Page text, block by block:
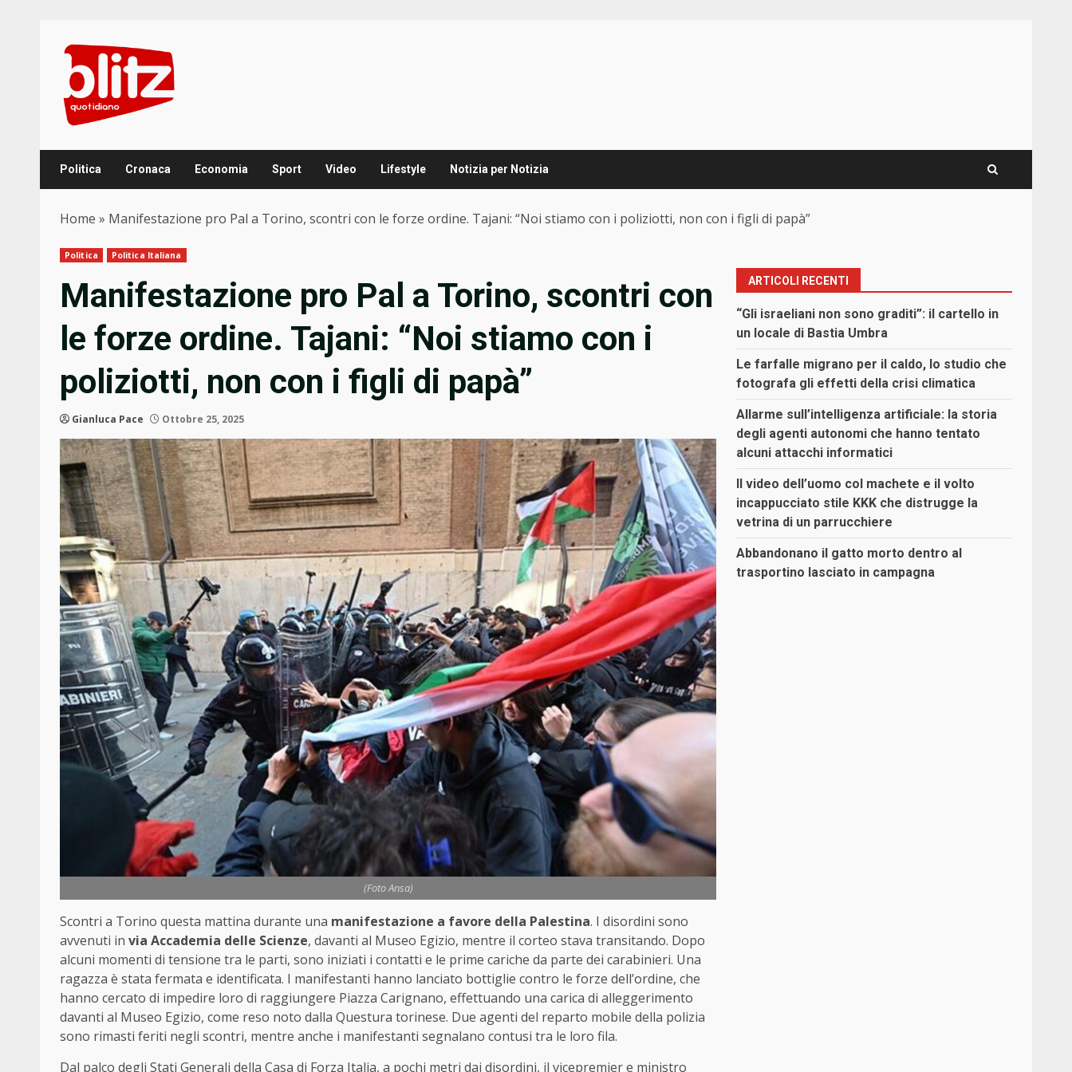
content
Politica Cronaca Economia Sport Video Lifestyle Notizia per Notizia
Home » Manifestazione pro Pal a Torino, scontri con le forze ordine. Tajani: “Noi stiamo con i poliziotti, non con i figli di papà”
Politica Politica Italiana
Manifestazione pro Pal a Torino, scontri con
le forze ordine. Tajani: “Noi stiamo con i
poliziotti, non con i figli di papà”
Gianluca Pace Ottobre 25, 2025
(Foto Ansa)
Scontri a Torino questa mattina durante una manifestazione a favore della Palestina. I disordini sono
avvenuti in via Accademia delle Scienze, davanti al Museo Egizio, mentre il corteo stava transitando. Dopo
alcuni momenti di tensione tra le parti, sono iniziati i contatti e le prime cariche da parte dei carabinieri. Una
ragazza è stata fermata e identificata. I manifestanti hanno lanciato bottiglie contro le forze dell’ordine, che
hanno cercato di impedire loro di raggiungere Piazza Carignano, effettuando una carica di alleggerimento
davanti al Museo Egizio, come reso noto dalla Questura torinese. Due agenti del reparto mobile della polizia
sono rimasti feriti negli scontri, mentre anche i manifestanti segnalano contusi tra le loro fila.
Dal palco degli Stati Generali della Casa di Forza Italia, a pochi metri dai disordini, il vicepremier e ministro
ARTICOLI RECENTI
“Gli israeliani non sono graditi”: il cartello in
un locale di Bastia Umbra
Le farfalle migrano per il caldo, lo studio che
fotografa gli effetti della crisi climatica
Allarme sull’intelligenza artificiale: la storia
degli agenti autonomi che hanno tentato
alcuni attacchi informatici
Il video dell’uomo col machete e il volto
incappucciato stile KKK che distrugge la
vetrina di un parrucchiere
Abbandonano il gatto morto dentro al
trasportino lasciato in campagna